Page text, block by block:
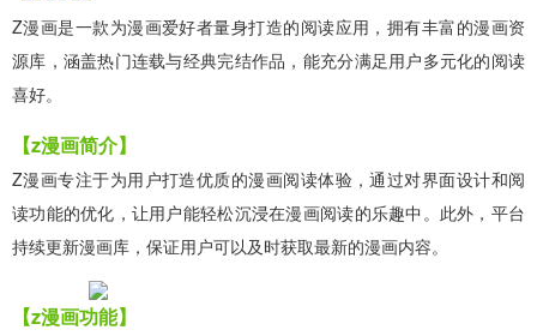
Z漫画是一款为漫画爱好者量身打造的阅读应用，拥有丰富的漫画资
源库，涵盖热门连载与经典完结作品，能充分满足用户多元化的阅读
喜好。
【z漫画简介】
Z漫画专注于为用户打造优质的漫画阅读体验，通过对界面设计和阅
读功能的优化，让用户能轻松沉浸在漫画阅读的乐趣中。此外，平台
持续更新漫画库，保证用户可以及时获取最新的漫画内容。
【z漫画功能】